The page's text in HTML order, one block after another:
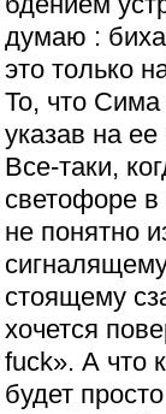
думаю :
это только
То, что
указав на
Все-таки,
светофоре в
не понятно
стоящему
хочется
fuck». А что
будет